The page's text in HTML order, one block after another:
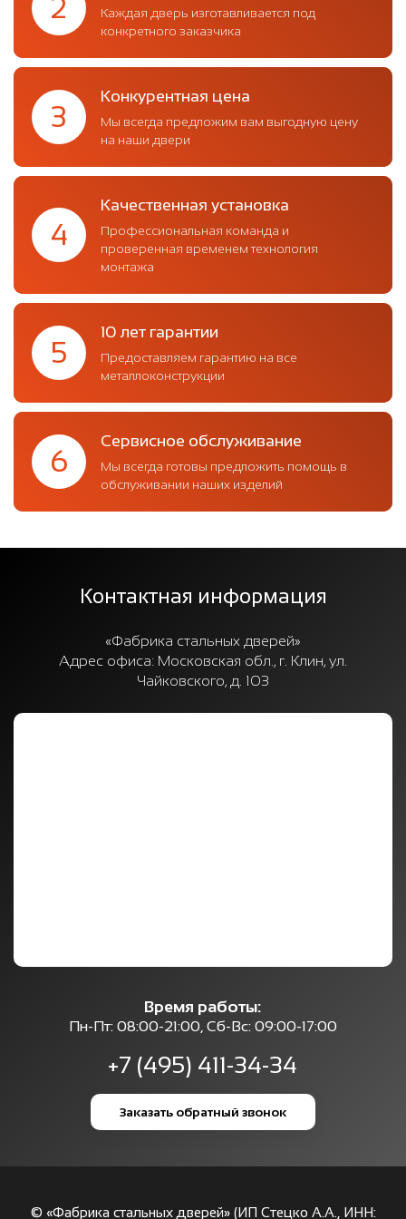
2
Каждая дверь изготавливается под
конкретного заказчика
3
Конкурентная цена
Мы всегда предложим вам выгодную цену
на наши двери
4
Качественная установка
Профессиональная команда и
проверенная временем технология
монтажа
5
10 лет гарантии
Предоставляем гарантию на все
металлоконструкции
6
Сервисное обслуживание
Мы всегда готовы предложить помощь в
обслуживании наших изделий
Контактная информация
«Фабрика стальных дверей»
Адрес офиса: Московская обл., г. Клин, ул.
Чайковского, д. 103
Время работы:
Пн-Пт: 08:00-21:00, Сб-Вс: 09:00-17:00
+7 (495) 411-34-34
Заказать обратный звонок
© «Фабрика стальных дверей» (ИП Стецко А.А., ИНН: